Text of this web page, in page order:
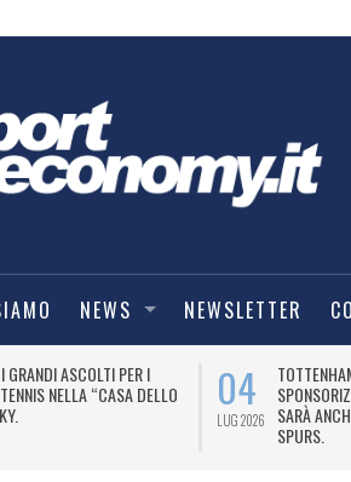
NEWS NEWSLETTER
GRANDI ASCOLTI PER I
NELLA “CASA DELLO
04
LUG 2026
SARÀ
SPURS.